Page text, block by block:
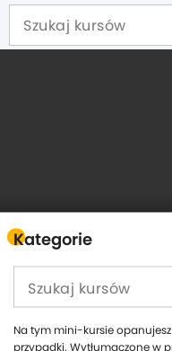
Kategorie
Odmiana przez
Na tym mini-kursie
przypadki. Wytłumaczone w